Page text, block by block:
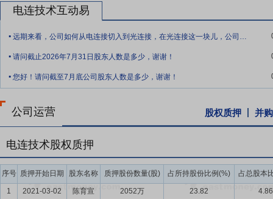
级建设内容主要为购置国内外先进的软硬件设备、改善研发环境;生
年度以现金方式累计分配的利润不少于当年实现的可分配利润的10%
要点15：稳定股价措施
公司首次公开发行股票并上市后三年内,如公
电连技术互动易
. 远期来看，公司如何从电连接切入到光连接，在光连接这一块儿，公司如何把这种后发的劣
. 请问截止2026年7月31日股东人数是多少，谢谢！
. 您好！请问截至7月底公司股东人数是多少，谢谢！
公司运营 股权质押 并
电连技术股权质押
序号 质押开始日期 股东名称 质押股份数量(股) 占所持股份比例(%) 占总股本
1 2021-03-02 陈育宣 2052万 23.82
4.86